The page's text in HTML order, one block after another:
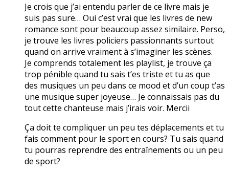
Je crois que j’ai entendu parler de ce livre mais je
suis pas sure… Oui c’est vrai que les livres de new
romance sont pour beaucoup assez similaire. Perso,
je trouve les livres policiers passionnants surtout
quand on arrive vraiment à s’imaginer les scènes.
Je comprends totalement les playlist, je trouve ça
trop pénible quand tu sais t’es triste et tu as que
des musiques un peu dans ce mood et d’un coup t’as
une musique super joyeuse… Je connaissais pas du
tout cette chanteuse mais j’irais voir. Mercii
Ça doit te compliquer un peu tes déplacements et tu
fais comment pour le sport en cours? Tu sais quand
tu pourras reprendre des entraînements ou un peu
de sport?